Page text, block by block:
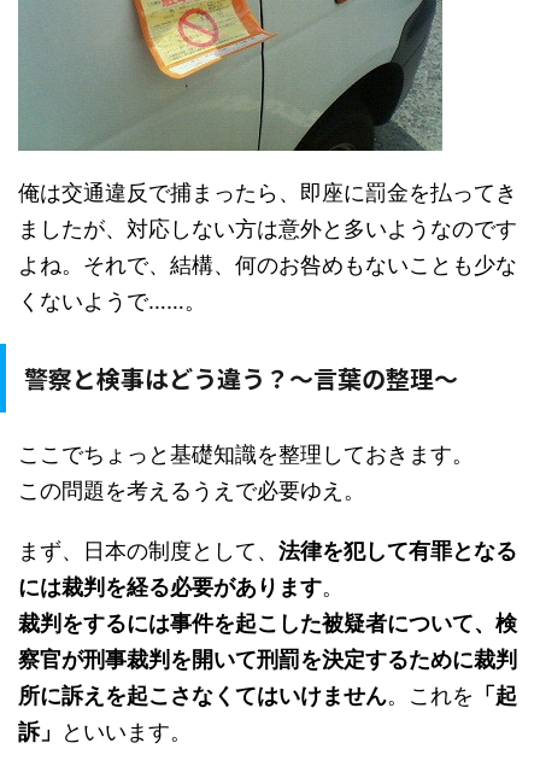
俺は交通違反で捕まったら、即座に罰金を払ってき
ましたが、対応しない方は意外と多いようなのです
よね。それで、結構、何のお咎めもないことも少な
くないようで……。
警察と検事はどう違う？～言葉の整理～
ここでちょっと基礎知識を整理しておきます。
この問題を考えるうえで必要ゆえ。
まず、日本の制度として、 法律を犯して有罪となる
には裁判を経る必要があります。
裁判をするには事件を起こした被疑者について、検
察官が刑事裁判を開いて刑罰を決定するために裁判
所に訴えを起こさなくてはいけません。これを 「起
訴」
といいます。